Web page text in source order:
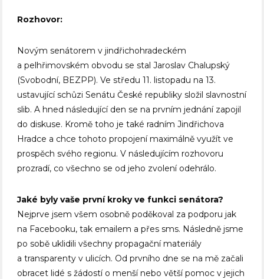
Rozhovor:
Novým senátorem v jindřichohradeckém
a pelhřimovském obvodu se stal Jaroslav Chalupský
(Svobodní, BEZPP). Ve středu 11. listopadu na 13.
ustavující schůzi Senátu České republiky složil slavnostní
slib. A hned následující den se na prvním jednání zapojil
do diskuse. Kromě toho je také radním Jindřichova
Hradce a chce tohoto propojení maximálně využít ve
prospěch svého regionu. V následujícím rozhovoru
prozradí, co všechno se od jeho zvolení odehrálo.
Jaké byly vaše první kroky ve funkci senátora?
Nejprve jsem všem osobně poděkoval za podporu jak
na Facebooku, tak emailem a přes sms. Následně jsme
po sobě uklidili všechny propagační materiály
a transparenty v ulicích. Od prvního dne se na mě začali
obracet lidé s žádostí o menší nebo větší pomoc v jejich